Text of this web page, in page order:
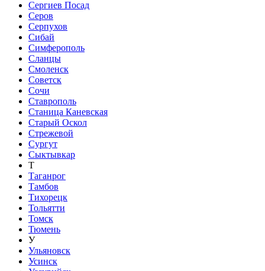
Сергиев Посад
Серов
Серпухов
Сибай
Симферополь
Сланцы
Смоленск
Советск
Сочи
Ставрополь
Станица Каневская
Старый Оскол
Стрежевой
Сургут
Сыктывкар
Т
Таганрог
Тамбов
Тихорецк
Тольятти
Томск
Тюмень
У
Ульяновск
Усинск